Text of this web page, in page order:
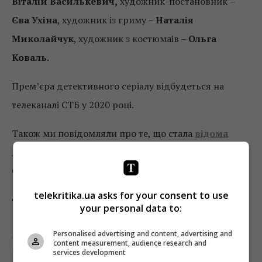
Єва Ухіна, художник із гриму – Наталія
Миколайчук, художник з костюмаів – Ольга
Коваль.
Прем’єра детективного серіалу відбудеться на
телеканалі СТБ у 2020 році.
Також ми повідомляли про те, що стала відома
дата виходу
СТБ.
Фото: прес-служба СТБ
СЕРИАЛЫ СТБ ТАТЬЯНА ГНЕДАШ
telekritika.ua asks for your consent to use
your personal data to:
Personalised advertising and content, advertising and
content measurement, audience research and
services development